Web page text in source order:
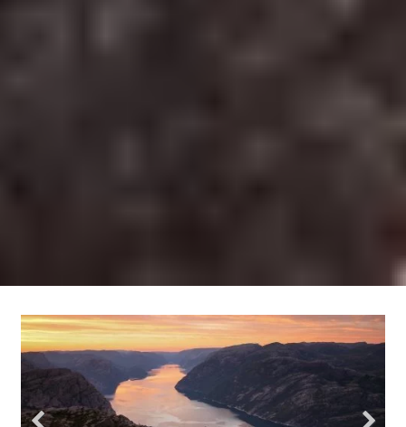
Fotos del viaje
Galería